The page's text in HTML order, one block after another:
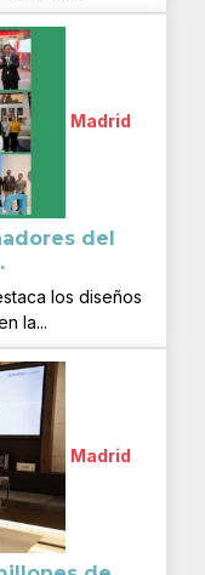
Madrid
del
los diseños
la...
Madrid